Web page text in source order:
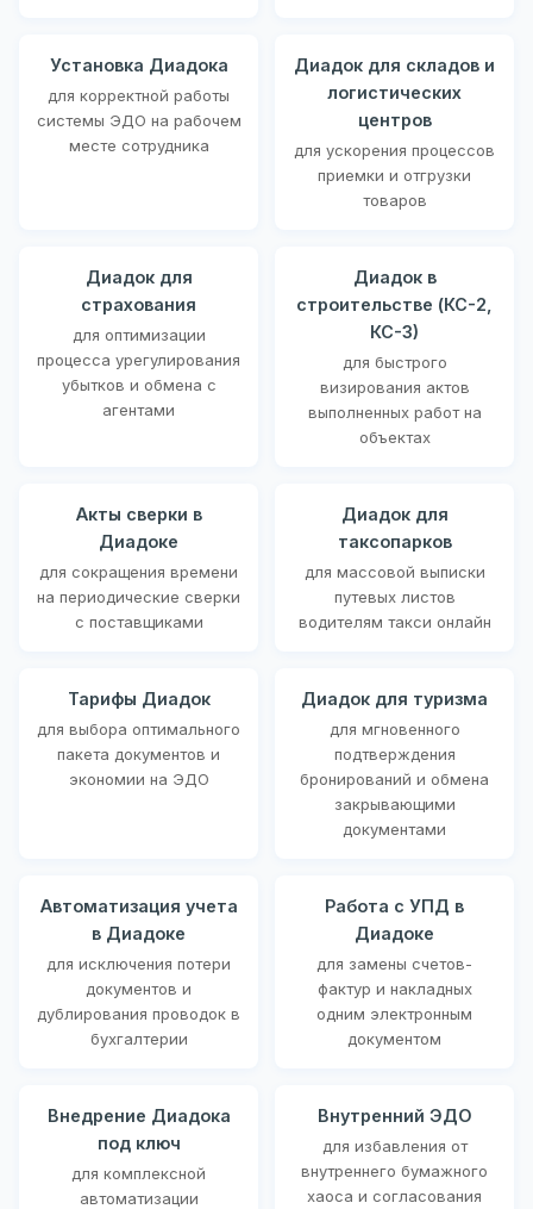
Установка Диадока
для корректной работы
системы ЭДО на рабочем
месте сотрудника
Диадок для складов и
логистических
центров
для ускорения процессов
приемки и отгрузки
товаров
Диадок для
страхования
для оптимизации
процесса урегулирования
убытков и обмена с
агентами
Диадок в
строительстве (КС-2,
КС-3)
для быстрого
визирования актов
выполненных работ на
объектах
Акты сверки в
Диадоке
для сокращения времени
на периодические сверки
с поставщиками
Диадок для
таксопарков
для массовой выписки
путевых листов
водителям такси онлайн
Тарифы Диадок
для выбора оптимального
пакета документов и
экономии на ЭДО
Диадок для туризма
для мгновенного
подтверждения
бронирований и обмена
закрывающими
документами
Автоматизация учета
в Диадоке
для исключения потери
документов и
дублирования проводок в
бухгалтерии
Работа с УПД в
Диадоке
для замены счетов-
фактур и накладных
одним электронным
документом
Внедрение Диадока
под ключ
для комплексной
автоматизации
Внутренний ЭДО
для избавления от
внутреннего бумажного
хаоса и согласования